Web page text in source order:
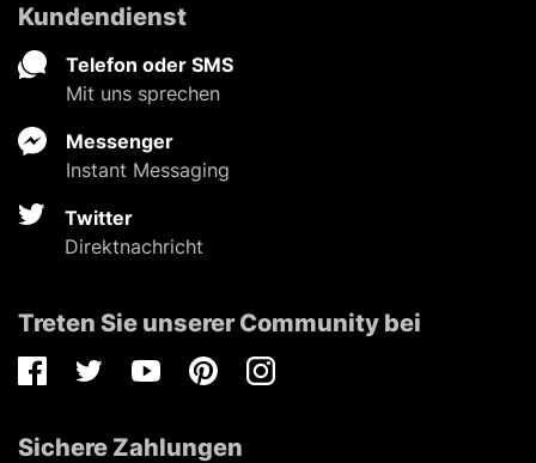
Kundendienst
Telefon oder SMS
Mit uns sprechen
Messenger
Instant Messaging
Twitter
Direktnachricht
Treten Sie unserer Community bei
FacebookTwitterYoutubePinterestInstagram
Sichere Zahlungen